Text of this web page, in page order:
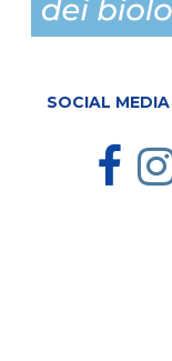
SOCIAL MEDIA